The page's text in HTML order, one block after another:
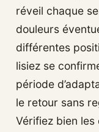
réveil chaque
douleurs
différentes
lisiez se
période
le retour sans
Vérifiez bien